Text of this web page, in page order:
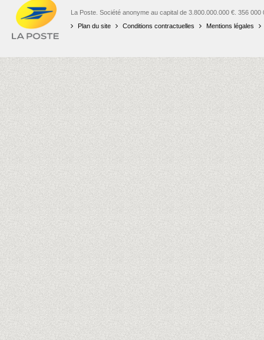
La Poste. Société anonyme au capital de 3.800.000.000 €. 356
Plan du site
Conditions contractuelles Mentions légales